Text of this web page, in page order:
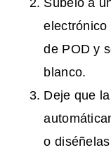
Súbelo a
electrónico
de POD y
blanco.
Deje que
o